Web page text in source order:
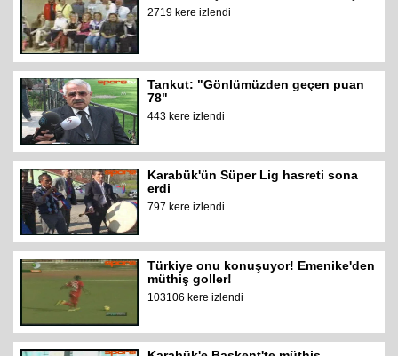
2719 kere izlendi
Tankut: "Gönlümüzden geçen puan
78"
443 kere izlendi
Karabük'ün Süper Lig hasreti sona
erdi
797 kere izlendi
Türkiye onu konuşuyor! Emenike'den
müthiş goller!
103106 kere izlendi